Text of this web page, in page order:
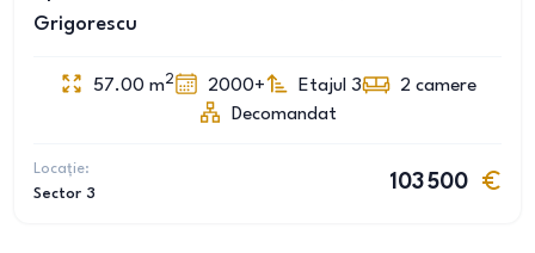
Grigorescu
57.00 m2 2000+ Etajul 3 2 camere
Decomandat
Locație:
Sector 3
103 500